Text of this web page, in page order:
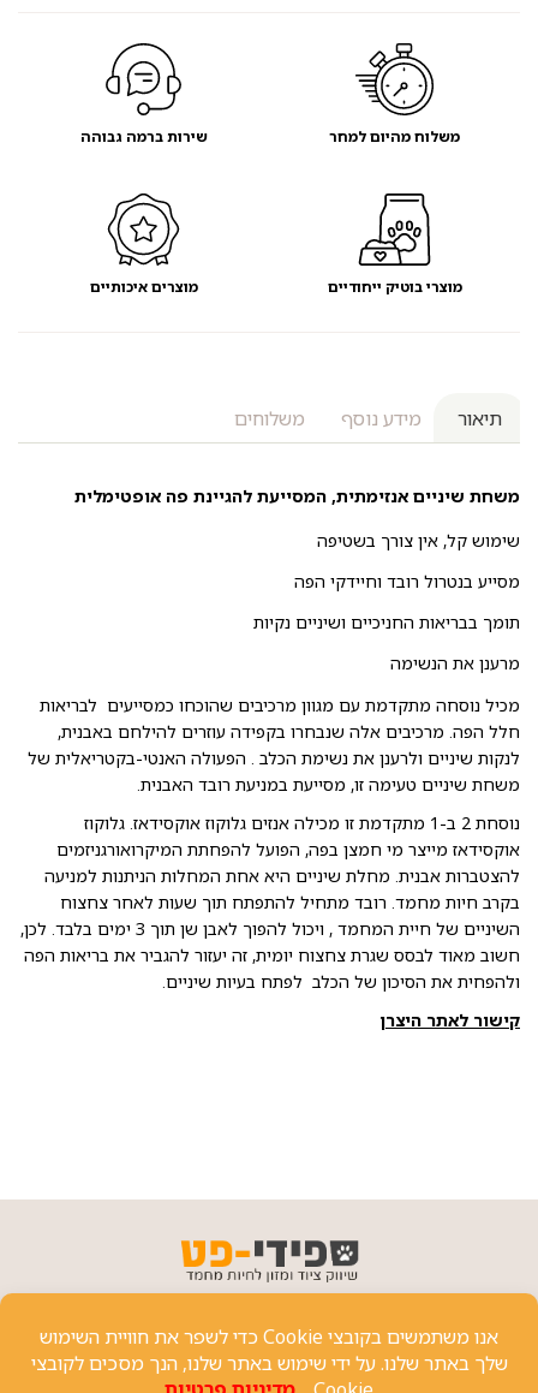
תיאור מידע נוסף משלוחים
משחת שיניים אנזימתית, המסייעת להגיינת פה אופטימלית
שימוש קל, אין צורך בשטיפה
מסייע בנטרול רובד וחיידקי הפה
תומך בבריאות החניכיים ושיניים נקיות
מרענן את הנשימה
מכיל נוסחה מתקדמת עם מגוון מרכיבים שהוכחו כמסייעים לבריאות
חלל הפה. מרכיבים אלה שנבחרו בקפידה עוזרים להילחם באבנית,
לנקות שיניים ולרענן את נשימת הכלב . הפעולה האנטי-בקטריאלית של
משחת שיניים טעימה זו, מסייעת במניעת רובד האבנית.
נוסחת 2 ב-1 מתקדמת זו מכילה אנזים גלוקוז אוקסידאז. גלוקוז
אוקסידאז מייצר מי חמצן בפה, הפועל להפחתת המיקרואורגניזמים
להצטברות אבנית. מחלת שיניים היא אחת המחלות הניתנות למניעה
בקרב חיות מחמד. רובד מתחיל להתפתח תוך שעות לאחר צחצוח
השיניים של חיית המחמד , ויכול להפוך לאבן שן תוך 3 ימים בלבד. לכן,
חשוב מאוד לבסס שגרת צחצוח יומית, זה יעזור להגביר את בריאות הפה
ולהפחית את הסיכון של הכלב לפתח בעיות שיניים.
קישור לאתר היצרן
משלוח מהיום למחר שירות ברמה גבוהה
מוצרי בוטיק ייחודיים מוצרים איכותיים